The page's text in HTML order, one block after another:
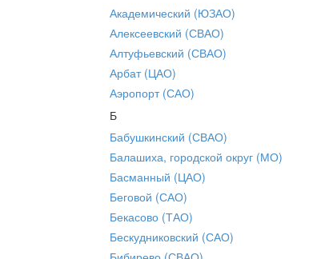
Академический (ЮЗАО)
Алексеевский (СВАО)
Алтуфьевский (СВАО)
Арбат (ЦАО)
Аэропорт (САО)
Б
Бабушкинский (СВАО)
Балашиха, городской округ (МО)
Басманный (ЦАО)
Беговой (САО)
Бекасово (ТАО)
Бескудниковский (САО)